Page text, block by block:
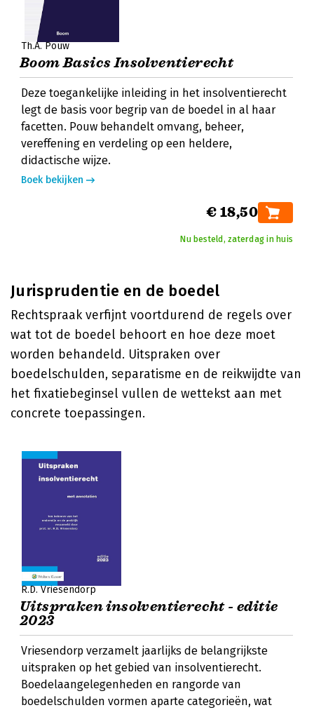
Th.A. Pouw
Boom Basics Insolventierecht
Deze toegankelijke inleiding in het insolventierecht
legt de basis voor begrip van de boedel in al haar
facetten. Pouw behandelt omvang, beheer,
vereffening en verdeling op een heldere,
didactische wijze.
Boek bekijken
€ 18,50
Nu besteld, zaterdag in huis
Jurisprudentie en de boedel
Rechtspraak verfijnt voortdurend de regels over
wat tot de boedel behoort en hoe deze moet
worden behandeld. Uitspraken over
boedelschulden, separatisme en de reikwijdte van
het fixatiebeginsel vullen de wettekst aan met
concrete toepassingen.
R.D. Vriesendorp
Uitspraken insolventierecht - editie
2023
Vriesendorp verzamelt jaarlijks de belangrijkste
uitspraken op het gebied van insolventierecht.
Boedelaangelegenheden en rangorde van
boedelschulden vormen aparte categorieën, wat